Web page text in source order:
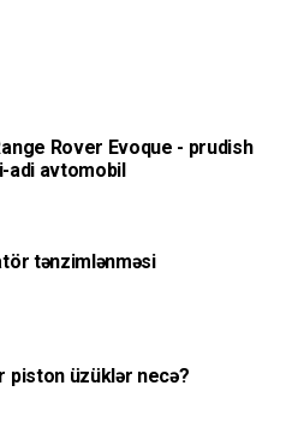
Rover Evoque - prudish
adi avtomobil
tənzimlənməsi
piston üzüklər necə?